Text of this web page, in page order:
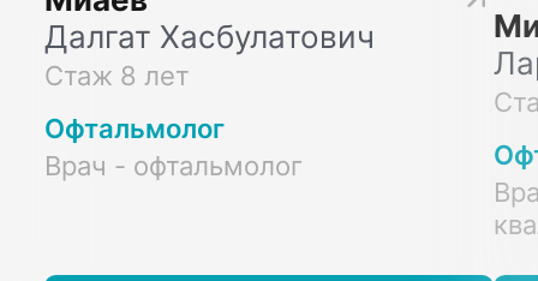
Далгат Хасбулатович
Стаж 8 лет
Офтальмолог
Врач - офтальмолог